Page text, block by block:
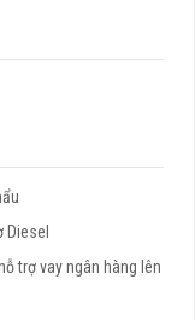
Diesel
trợ vay ngân hàng lên